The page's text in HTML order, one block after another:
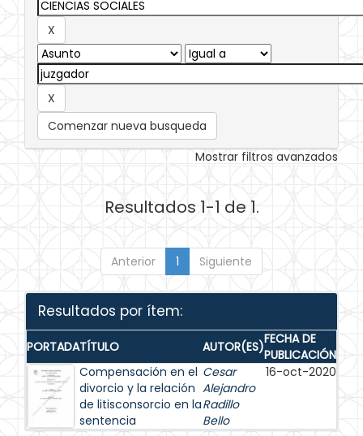
Comenzar nueva busqueda
Mostrar filtros avanzados
Resultados 1-1 de 1.
Anterior 1 Siguiente
Resultados por ítem:
PORTADATÍTULO AUTOR(ES)FECHA DE
PUBLICACIÓN
Compensación en el
divorcio y la relación
de litisconsorcio en la
sentencia
Cesar
Alejandro
Radillo
Bello
16-oct-2020